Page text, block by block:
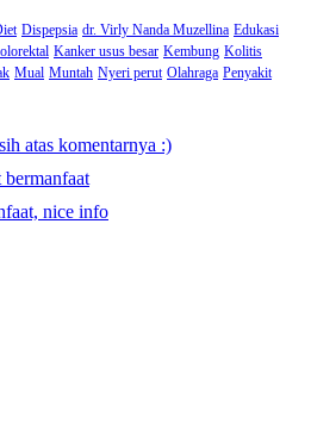
Dispepsia dr. Virly Nanda Muzellina Edukasi
Kanker usus besar Kembung Kolitis
Mual Muntah Nyeri perut Olahraga Penyakit
atas komentarnya :)
bermanfaat
nice info